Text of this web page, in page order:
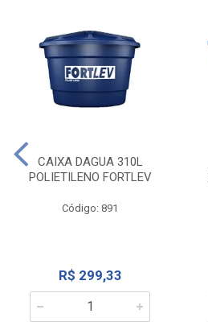
CAIXA DAGUA 310L
POLIETILENO FORTLEV
Código: 891
R$ 299,33